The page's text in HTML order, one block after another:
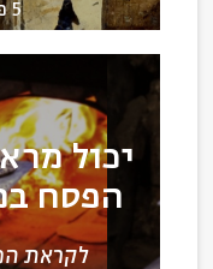
5 פרקים
יכול
הפסח
לקראת